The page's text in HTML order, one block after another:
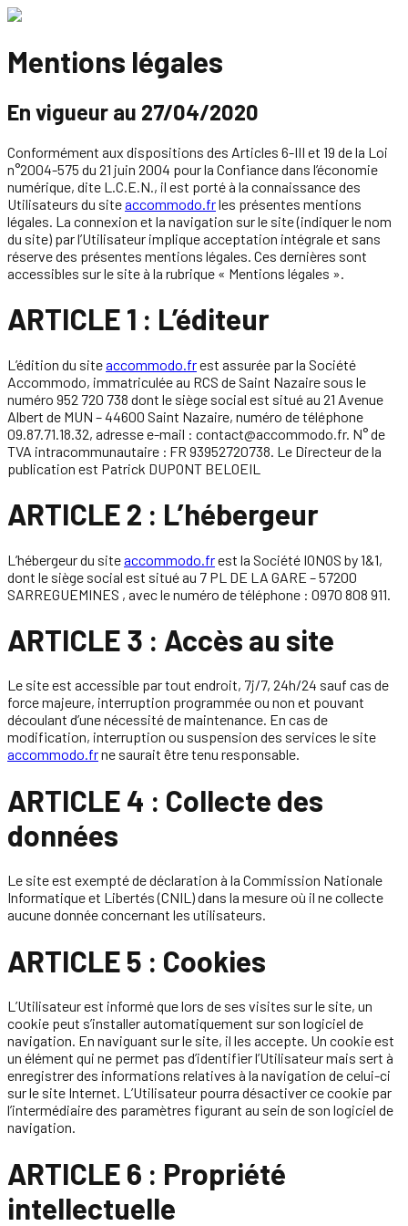
Mentions légales
En vigueur au 27/04/2020
Conformément aux dispositions des Articles 6-III et 19 de la Loi
n°2004-575 du 21 juin 2004 pour la Confiance dans l’économie
numérique, dite L.C.E.N., il est porté à la connaissance des
Utilisateurs du siteaccommodo.frles présentes mentions
légales. La connexion et la navigation sur le site (indiquer le nom
du site) par l’Utilisateur implique acceptation intégrale et sans
réserve des présentes mentions légales. Ces dernières sont
accessibles sur le site à la rubrique « Mentions légales ».
ARTICLE 1 : L’éditeur
L’édition du siteaccommodo.frest assurée par la Société
Accommodo, immatriculée au RCS de Saint Nazaire sous le
numéro 952 720 738 dont le siège social est situé au 21 Avenue
Albert de MUN – 44600 Saint Nazaire, numéro de téléphone
09.87.71.18.32, adresse e-mail : contact@accommodo.fr. N° de
TVA intracommunautaire : FR 93952720738. Le Directeur de la
publication est Patrick DUPONT BELOEIL
ARTICLE 2 : L’hébergeur
L’hébergeur du siteaccommodo.frest la Société IONOS by 1&1,
dont le siège social est situé au 7 PL DE LA GARE – 57200
SARREGUEMINES , avec le numéro de téléphone : 0970 808 911.
ARTICLE 3 : Accès au site
Le site est accessible par tout endroit, 7j/7, 24h/24 sauf cas de
force majeure, interruption programmée ou non et pouvant
découlant d’une nécessité de maintenance. En cas de
modification, interruption ou suspension des services le site
accommodo.frne saurait être tenu responsable.
ARTICLE 4 : Collecte des
données
Le site est exempté de déclaration à la Commission Nationale
Informatique et Libertés (CNIL) dans la mesure où il ne collecte
aucune donnée concernant les utilisateurs.
ARTICLE 5 : Cookies
L’Utilisateur est informé que lors de ses visites sur le site, un
cookie peut s’installer automatiquement sur son logiciel de
navigation. En naviguant sur le site, il les accepte. Un cookie est
un élément qui ne permet pas d’identifier l’Utilisateur mais sert à
enregistrer des informations relatives à la navigation de celui-ci
sur le site Internet. L’Utilisateur pourra désactiver ce cookie par
l’intermédiaire des paramètres figurant au sein de son logiciel de
navigation.
ARTICLE 6 : Propriété
intellectuelle